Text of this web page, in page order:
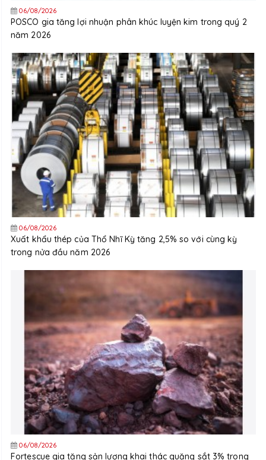
06/08/2026
POSCO gia tăng lợi nhuận phân khúc luyện kim trong quý 2
năm 2026
06/08/2026
Xuất khẩu thép của Thổ Nhĩ Kỳ tăng 2,5% so với cùng kỳ
trong nửa đầu năm 2026
06/08/2026
Fortescue gia tăng sản lượng khai thác quặng sắt 3% trong